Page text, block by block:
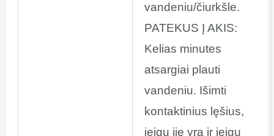
vandeniu/čiurkšle.
PATEKUS Į AKIS:
Kelias minutes
atsargiai plauti
vandeniu. Išimti
kontaktinius lęšius,
jeigu jie yra ir jeigu